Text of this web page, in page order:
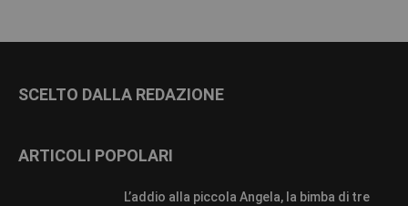
SCELTO DALLA REDAZIONE
ARTICOLI POPOLARI
L’addio alla piccola Angela, la bimba di tre